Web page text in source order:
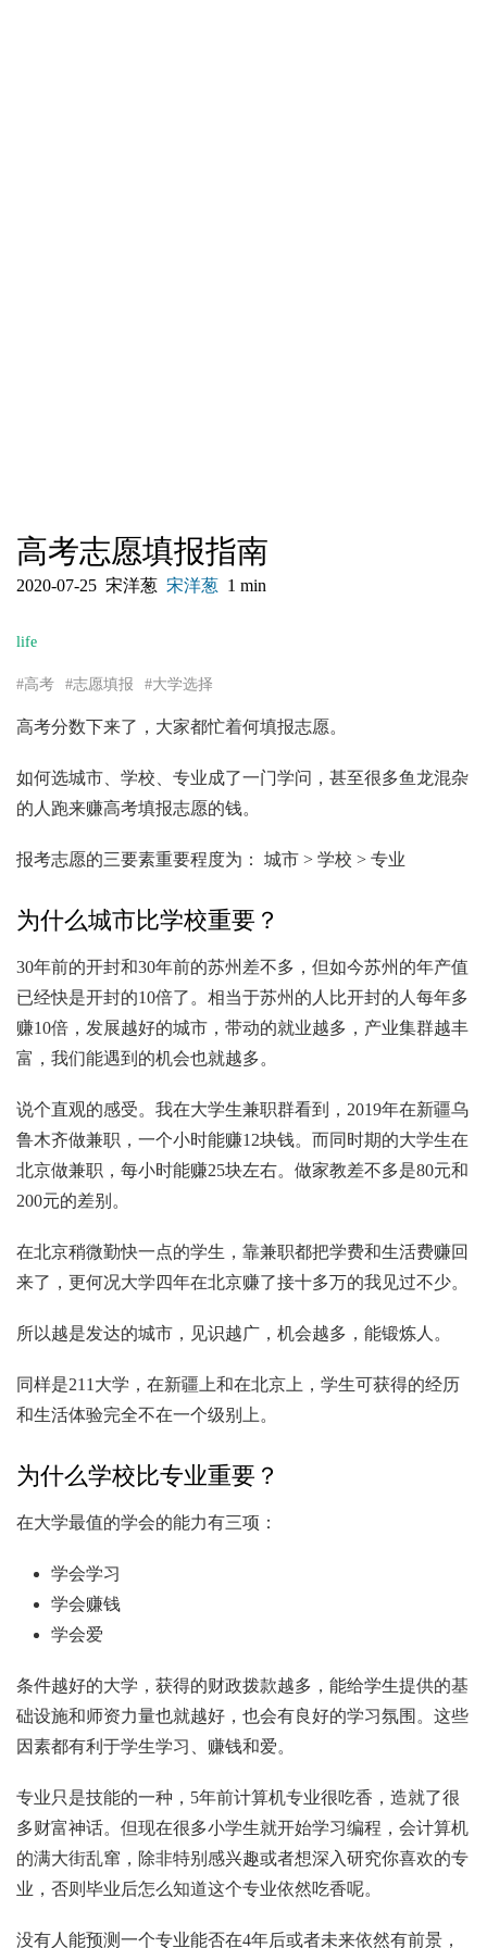
高考志愿填报指南
2020-07-25 宋洋葱 宋洋葱 1 min
life
#高考 #志愿填报 #大学选择
高考分数下来了，大家都忙着何填报志愿。
如何选城市、学校、专业成了一门学问，甚至很多鱼龙混杂
的人跑来赚高考填报志愿的钱。
报考志愿的三要素重要程度为： 城市 > 学校 > 专业
为什么城市比学校重要？
30年前的开封和30年前的苏州差不多，但如今苏州的年产值
已经快是开封的10倍了。相当于苏州的人比开封的人每年多
赚10倍，发展越好的城市，带动的就业越多，产业集群越丰
富，我们能遇到的机会也就越多。
说个直观的感受。我在大学生兼职群看到，2019年在新疆乌
鲁木齐做兼职，一个小时能赚12块钱。而同时期的大学生在
北京做兼职，每小时能赚25块左右。做家教差不多是80元和
200元的差别。
在北京稍微勤快一点的学生，靠兼职都把学费和生活费赚回
来了，更何况大学四年在北京赚了接十多万的我见过不少。
所以越是发达的城市，见识越广，机会越多，能锻炼人。
同样是211大学，在新疆上和在北京上，学生可获得的经历
和生活体验完全不在一个级别上。
为什么学校比专业重要？
在大学最值的学会的能力有三项：
学会学习
学会赚钱
学会爱
条件越好的大学，获得的财政拨款越多，能给学生提供的基
础设施和师资力量也就越好，也会有良好的学习氛围。这些
因素都有利于学生学习、赚钱和爱。
专业只是技能的一种，5年前计算机专业很吃香，造就了很
多财富神话。但现在很多小学生就开始学习编程，会计算机
的满大街乱窜，除非特别感兴趣或者想深入研究你喜欢的专
业，否则毕业后怎么知道这个专业依然吃香呢。
没有人能预测一个专业能否在4年后或者未来依然有前景，